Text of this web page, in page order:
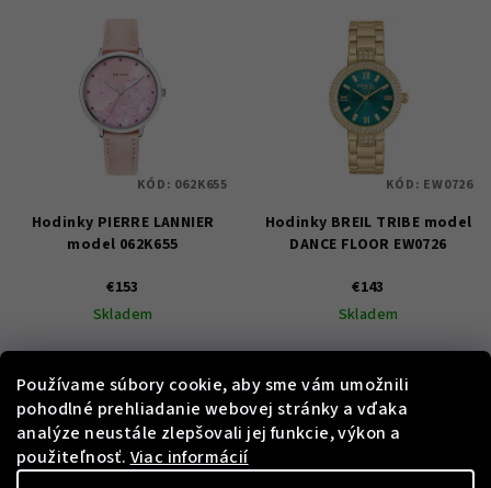
Používame súbory cookie, aby sme vám umožnili
pohodlné prehliadanie webovej stránky a vďaka
analýze neustále zlepšovali jej funkcie, výkon a
použiteľnosť. Viac informácií
Hodinky PIERRE LANNIER
model 062K655
€153
Skladem
Do košíka
KÓD: 062K655
Hodinky BREIL TRIBE model
DANCE FLOOR EW0726
€143
Skladem
Do košíka
KÓD: EW0726